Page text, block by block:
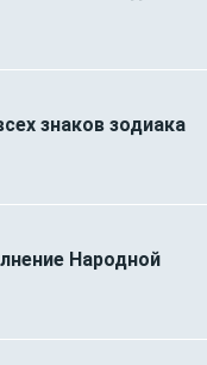
знаков зодиака
Народной